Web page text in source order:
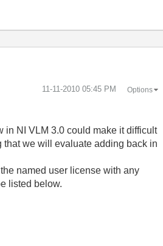
‎11-11-2010 05:45 PM Options
in NI VLM 3.0 could make it difficult
we will evaluate adding back in
named user license with any
listed below.